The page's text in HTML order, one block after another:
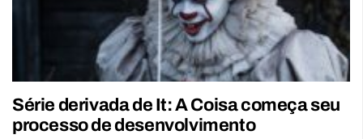
Série derivada de It: A Coisa começa seu
processo de desenvolvimento